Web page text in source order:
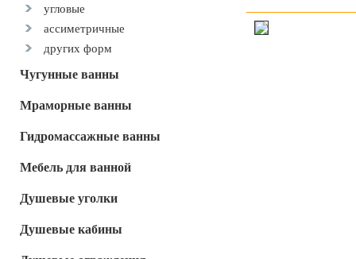
угловые
ассиметричные
других форм
Чугунные ванны
Мраморные ванны
Гидромассажные ванны
Мебель для ванной
Душевые уголки
Душевые кабины